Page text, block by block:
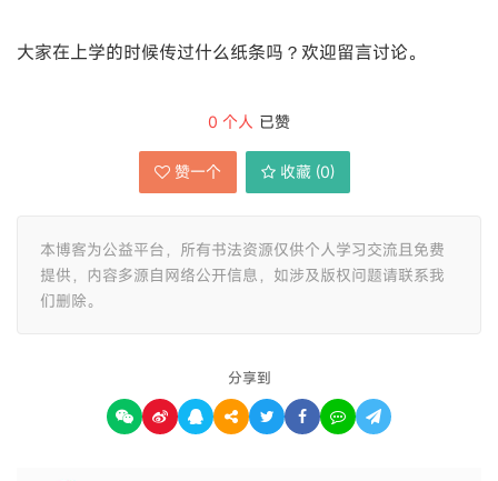
大家在上学的时候传过什么纸条吗？欢迎留言讨论。
0 个人 已赞
赞一个 收藏 (0)
本博客为公益平台，所有书法资源仅供个人学习交流且免费
提供，内容多源自网络公开信息，如涉及版权问题请联系我
们删除。
分享到